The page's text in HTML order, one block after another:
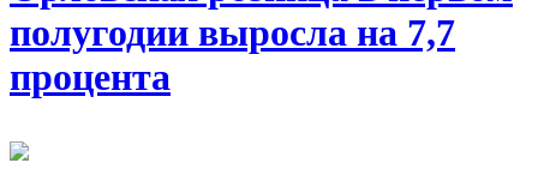
полугодии выросла на 7,7
процента